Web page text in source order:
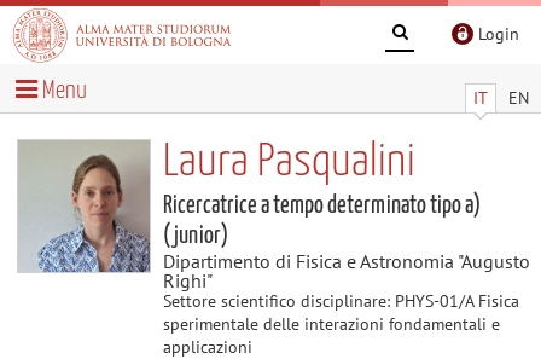
Login
IT EN
Menu
Laura Pasqualini
Ricercatrice a tempo determinato tipo a)
(junior)
Dipartimento di Fisica e Astronomia "Augusto
Righi"
Settore scientifico disciplinare: PHYS-01/A Fisica
sperimentale delle interazioni fondamentali e
applicazioni